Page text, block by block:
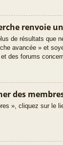
renvoie
de résultats que
avancée » et
des forums
des
», cliquez sur le